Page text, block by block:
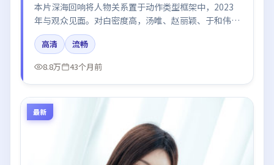
本片深海回响将人物关系置于动作类型框架中，2023
年与观众见面。对白密度高，汤唯、赵丽颖、于和伟的
台词节奏值得关注；整体气质偏中国香港都市与冷色调
摄影。
高清
流畅
8.8万
43个月前
最新